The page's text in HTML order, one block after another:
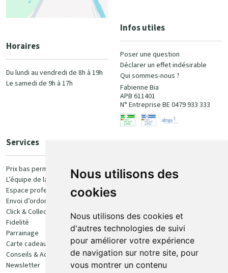
Nous utilisons des
cookies
Nous utilisons des cookies et
d'autres technologies de suivi
pour améliorer votre expérience
de navigation sur notre site, pour
vous montrer un contenu
Horaires
Du lundi au vendredi de 8h à 19h
Le samedi de 9h à 17h
Infos utiles
Poser une question
Déclarer un effet indésirable
Qui sommes-nous ?
Fabienne Bia
APB 611401
N° Entreprise BE 0479 933 333
Services
Prix bas permanent
L’équipe de la pharmacie
Espace professionnel
Envoi d’ordonnance
Click & Collect
Fidelité
Parrainage
Carte cadeau
Conseils & Actualités
Newsletter
100% sécurisé
Retrait et livraison